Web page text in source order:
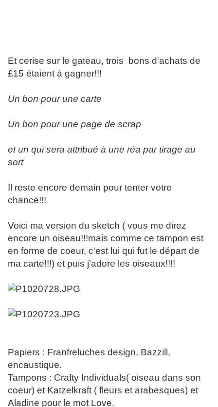
Et cerise sur le gateau, trois bons d'achats de
£15 étaient à gagner!!!
Un bon pour une carte
Un bon pour une page de scrap
et un qui sera attribué à une réa par tirage au
sort
Il reste encore demain pour tenter votre
chance!!!
Voici ma version du sketch ( vous me direz
encore un oiseau!!!mais comme ce tampon est
en forme de coeur, c'est lui qui fut le départ de
ma carte!!!) et puis j'adore les oiseaux!!!!
Papiers : Franfreluches design, Bazzill,
encaustique.
Tampons : Crafty Individuals( oiseau dans son
coeur) et Katzelkraft ( fleurs et arabesques) et
Aladine pour le mot Love.